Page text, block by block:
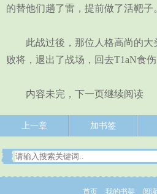
的替他们趟了雷，提前做了活靶子
此战过後，那位人格高尚的大
败将，退出了战场，回去T1aN食伤
内容未完，下一页继续阅读
上一章 加书签
首页 我的书架 阅